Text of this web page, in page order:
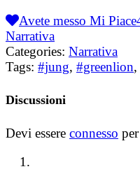
Avete messo Mi Piace
Narrativa
Categories: Narrativa
Tags: #jung, #greenlion,
Discussioni
Devi essere connesso